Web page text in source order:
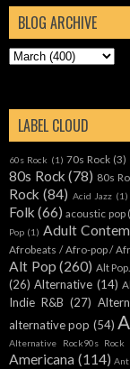
BLOG ARCHIVE
LABEL CLOUD
60s Rock (1) 70s Rock (3)
80s Rock (78) 80s
Rock (84) Acid Jazz (1)
Folk (66) acoustic pop
Pop (1) Adult
Afrobeats / Afro-pop /
Alt Pop (260) Alt Pop.
(26) Alternative (14)
Indie R&B (27)
alternative pop (54)
Alternative Rock90s Rock
Americana (114)